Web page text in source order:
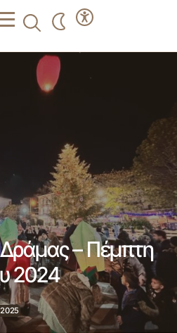
Πέμπτη 26 Δεκεμβρίου 2024
– Πέμπτη
2024